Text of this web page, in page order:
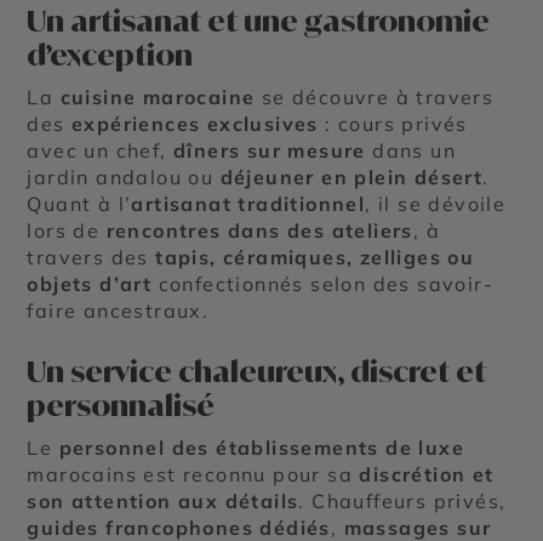
Un artisanat et une gastronomie
d’exception
La cuisine marocaine se découvre à travers
des expériences exclusives : cours privés
avec un chef, dîners sur mesure dans un
jardin andalou ou déjeuner en plein désert.
Quant à l’artisanat traditionnel, il se dévoile
lors de rencontres dans des ateliers, à
travers destapis, céramiques, zelliges ou
objets d’art confectionnés selon des savoir-
faire ancestraux.
Un service chaleureux, discret et
personnalisé
Le personnel des établissements de luxe
marocains est reconnu pour sa discrétion et
son attention aux détails. Chauffeurs privés,
guides francophones dédiés, massages sur